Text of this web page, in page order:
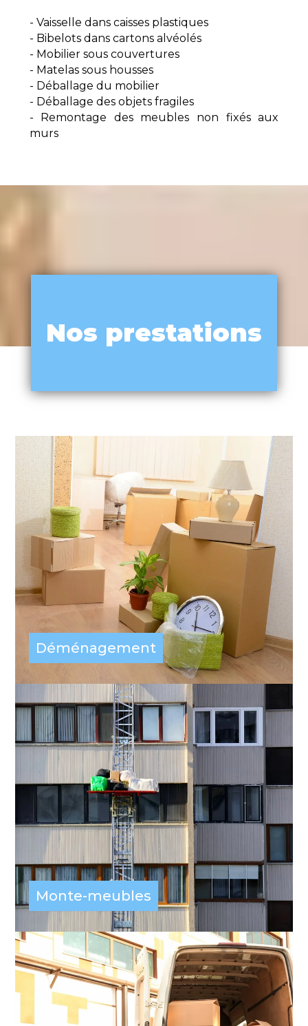
- Vaisselle dans caisses plastiques
- Bibelots dans cartons alvéolés
- Mobilier sous couvertures
- Matelas sous housses
- Déballage du mobilier
- Déballage des objets fragiles
- Remontage des meubles non fixés aux
murs
Nos prestations
Déménagement
Monte-meubles